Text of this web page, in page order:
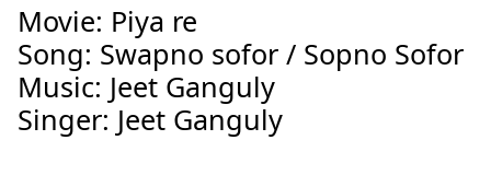
Movie: Piya re
Song: Swapno sofor / Sopno Sofor
Music: Jeet Ganguly
Singer: Jeet Ganguly